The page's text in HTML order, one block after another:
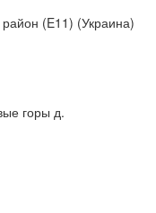
(E11) (Украина)
горы д.